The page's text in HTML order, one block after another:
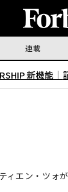
連載
新機能｜
ィエン・ツォ